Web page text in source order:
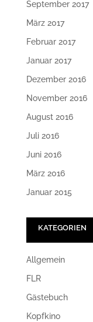
September 2017
März 2017
Februar 2017
Januar 2017
Dezember 2016
November 2016
August 2016
Juli 2016
Juni 2016
März 2016
Januar 2015
KATEGORIEN
Allgemein
FLR
Gästebuch
Kopfkino